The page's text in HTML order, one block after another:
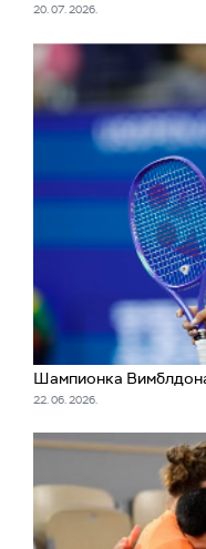
20. 07. 2026.
Шампионка
22. 06. 2026.